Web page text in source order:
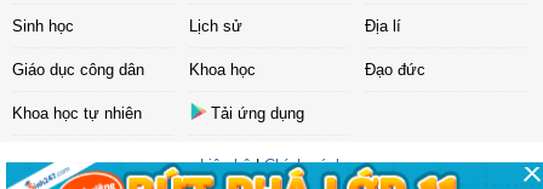
Sinh học Lịch sử Địa lí
Giáo dục công dân Khoa học Đạo đức
Khoa học tự nhiên Tải ứng dụng
Liên hệ|Chính sách